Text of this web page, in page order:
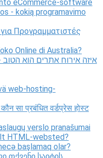
eCommerce-software
- kokią programavimo
Προγραμματιστές
Online di Australia?
web-hosting-
सा प्रबंधित वर्डप्रेस होस्ट
verslo pranašumai
HTML-websted?
başlamaq olar?